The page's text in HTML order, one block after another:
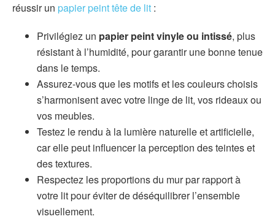
réussir un papier peint tête de lit :
Privilégiez un papier peint vinyle ou intissé, plus
résistant à l’humidité, pour garantir une bonne tenue
dans le temps.
Assurez-vous que les motifs et les couleurs choisis
s’harmonisent avec votre linge de lit, vos rideaux ou
vos meubles.
Testez le rendu à la lumière naturelle et artificielle,
car elle peut influencer la perception des teintes et
des textures.
Respectez les proportions du mur par rapport à
votre lit pour éviter de déséquilibrer l’ensemble
visuellement.